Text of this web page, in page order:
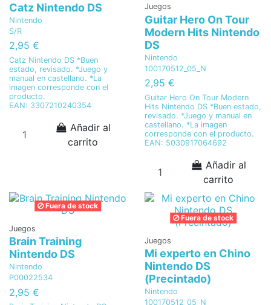
Catz Nintendo DS
Nintendo
S/R
2,95 €
Catz Nintendo DS *Buen
estado, revisado. *Juego y
manual en castellano. *La
imagen corresponde con el
producto.
EAN: 3307210240354
Añadir al
carrito
Juegos
Guitar Hero On Tour
Modern Hits Nintendo
DS
Nintendo
100170512_05_N
2,95 €
Guitar Hero On Tour Modern
Hits Nintendo DS *Buen estado,
revisado. *Juego y manual en
castellano. *La imagen
corresponde con el producto.
EAN: 5030917064692
Añadir al
carrito
Fuera de stock
Juegos
Brain Training
Nintendo DS
Nintendo
P00022534
2,95 €
Fuera de stock
Juegos
Mi experto en Chino
Nintendo DS
(Precintado)
Nintendo
100170512_05_N